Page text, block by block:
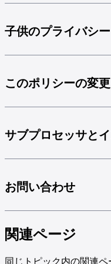
子供のプライバシー
このポリシーの変更
サブプロセッサと
お問い合わせ
関連ページ
同じトピック内の関連ペ